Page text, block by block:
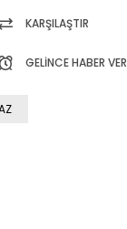
KARŞILAŞTIR
GELINCE HABER VER